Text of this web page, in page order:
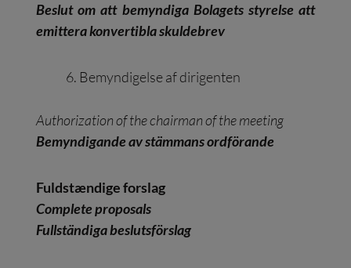
Beslut om att bemyndiga Bolagets styrelse att
emittera konvertibla skuldebrev
Bemyndigelse af dirigenten
Authorization of the chairman of the meeting
Bemyndigande av stämmans ordförande
Fuldstændige forslag
Complete proposals
Fullständiga beslutsförslag